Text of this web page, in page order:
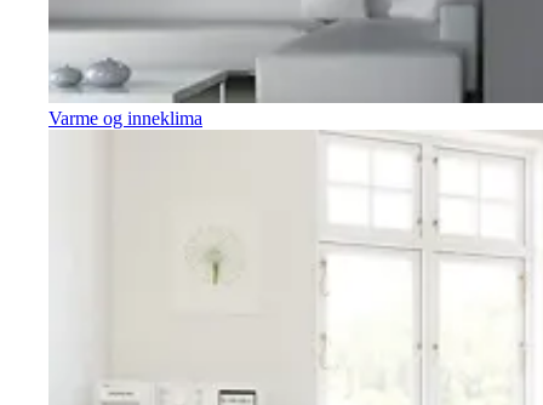
Varme og inneklima